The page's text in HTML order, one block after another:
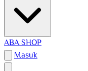
ABA SHOP
Masuk